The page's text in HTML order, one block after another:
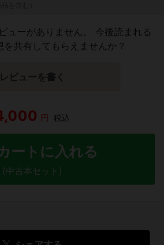
ューがありません。 今後読まれる
を共有してもらえませんか？
レビューを書く
円 税込
ートに入れる
(中古本セット)